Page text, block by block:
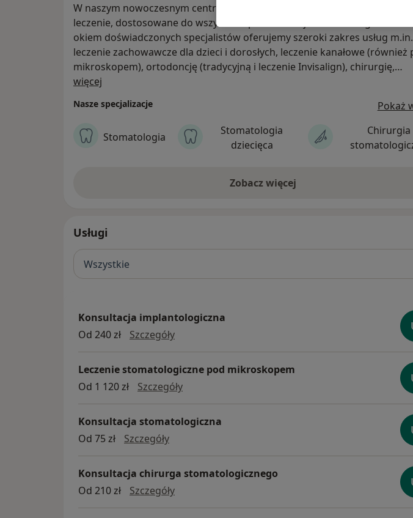
W naszym nowoczesnym centrum stomatologicznym oferujemy
leczenie, dostosowane do wszystkich potrzeb Pacjentów. W 10
okiem doświadczonych specjalistów oferujemy szeroki zakres usług m.in.
leczenie zachowawcze dla dzieci i dorosłych, leczenie kanałowe (również
mikroskopem), ortodoncję (tradycyjną i leczenie Invisalign), chirurgię,
implantologię i protetykę. Oferujemy kompleksową diagnostykę, w tym
więcej
Nasze specjalizacje Pokaż
Stomatologia
Stomatologia
dziecięca
Chirurgia
Zobacz więcej
Usługi
Wszystkie
Konsultacja implantologiczna
Od 240 zł
Szczegółykonsultacja implantologiczna
Leczenie stomatologiczne pod mikroskopem
Od 1 120 zł
Szczegółyleczenie stomatologiczne pod mikroskopem
Konsultacja stomatologiczna
Od 75 zł
SzczegółyKonsultacja stomatologiczna
Konsultacja chirurga stomatologicznego
Od 210 zł
Szczegółykonsultacja chirurga stomatologicznego